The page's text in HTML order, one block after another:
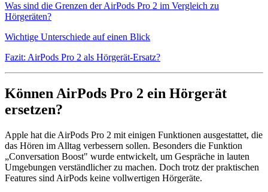
Was sind die Grenzen der AirPods Pro 2 im Vergleich zu
Hörgeräten?
Wichtige Unterschiede auf einen Blick
Fazit: AirPods Pro 2 als Hörgerät-Ersatz?
Können AirPods Pro 2 ein Hörgerät
ersetzen?
Apple hat die AirPods Pro 2 mit einigen Funktionen ausgestattet, die
das Hören im Alltag verbessern sollen. Besonders die Funktion
„Conversation Boost" wurde entwickelt, um Gespräche in lauten
Umgebungen verständlicher zu machen. Doch trotz der praktischen
Features sind AirPods keine vollwertigen Hörgeräte.